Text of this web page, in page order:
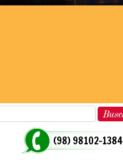
(98) 98102-1384